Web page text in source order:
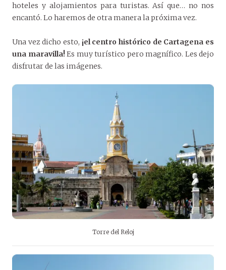
hoteles y alojamientos para turistas. Así que… no nos
encantó. Lo haremos de otra manera la próxima vez.
Una vez dicho esto, ¡el centro histórico de Cartagena es
una maravilla!Es muy turístico pero magnífico. Les dejo
disfrutar de las imágenes.
Torre del Reloj